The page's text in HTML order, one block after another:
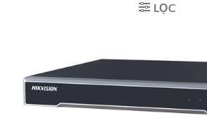
LỌC